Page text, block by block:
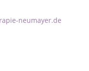
neumayer.de